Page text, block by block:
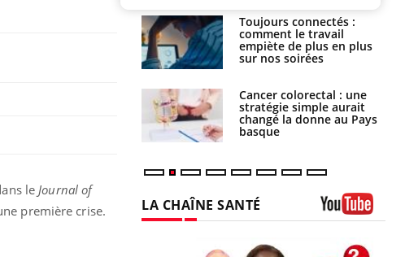
le Journal of
première crise.
Toujours connectés :
comment le travail
empiète de plus en plus
sur nos soirées
Cancer colorectal : une
stratégie simple aurait
changé la donne au Pays
basque
LA CHAÎNE SANTÉ